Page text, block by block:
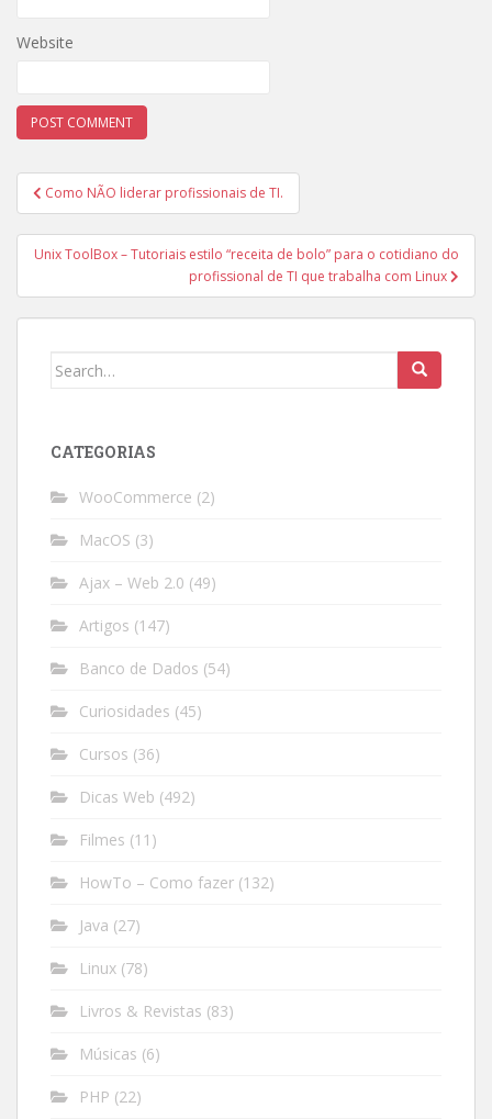
Website
Post
navigation
Como NÃO liderar profissionais de TI.
Unix ToolBox – Tutoriais estilo “receita de bolo” para o cotidiano do
profissional de TI que trabalha com Linux
Search
CATEGORIAS
WooCommerce (2)
MacOS (3)
Ajax – Web 2.0 (49)
Artigos (147)
Banco de Dados (54)
Curiosidades (45)
Cursos (36)
Dicas Web (492)
Filmes (11)
HowTo – Como fazer (132)
Java (27)
Linux (78)
Livros & Revistas (83)
Músicas (6)
PHP (22)